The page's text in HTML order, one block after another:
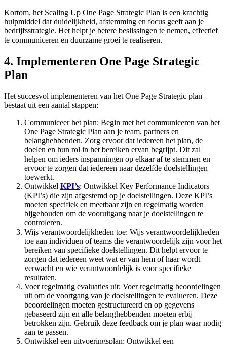
Kortom, het Scaling Up One Page Strategic Plan is een krachtig
hulpmiddel dat duidelijkheid, afstemming en focus geeft aan je
bedrijfsstrategie. Het helpt je betere beslissingen te nemen, effectief
te communiceren en duurzame groei te realiseren.
4. Implementeren One Page Strategic
Plan
Het succesvol implementeren van het One Page Strategic plan
bestaat uit een aantal stappen:
Communiceer het plan: Begin met het communiceren van het
One Page Strategic Plan aan je team, partners en
belanghebbenden. Zorg ervoor dat iedereen het plan, de
doelen en hun rol in het bereiken ervan begrijpt. Dit zal
helpen om ieders inspanningen op elkaar af te stemmen en
ervoor te zorgen dat iedereen naar dezelfde doelstellingen
toewerkt.
Ontwikkel KPI’s: Ontwikkel Key Performance Indicators
(KPI’s) die zijn afgestemd op je doelstellingen. Deze KPI’s
moeten specifiek en meetbaar zijn en regelmatig worden
bijgehouden om de vooruitgang naar je doelstellingen te
controleren.
Wijs verantwoordelijkheden toe: Wijs verantwoordelijkheden
toe aan individuen of teams die verantwoordelijk zijn voor het
bereiken van specifieke doelstellingen. Dit helpt ervoor te
zorgen dat iedereen weet wat er van hem of haar wordt
verwacht en wie verantwoordelijk is voor specifieke
resultaten.
Voer regelmatig evaluaties uit: Voer regelmatig beoordelingen
uit om de voortgang van je doelstellingen te evalueren. Deze
beoordelingen moeten gestructureerd en op gegevens
gebaseerd zijn en alle belanghebbenden moeten erbij
betrokken zijn. Gebruik deze feedback om je plan waar nodig
aan te passen.
Ontwikkel een uitvoeringsplan: Ontwikkel een